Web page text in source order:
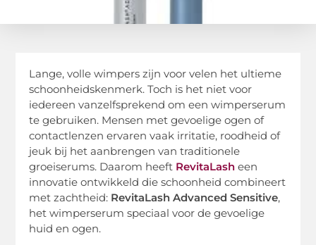
Lange, volle wimpers zijn voor velen het ultieme
schoonheidskenmerk. Toch is het niet voor
iedereen vanzelfsprekend om een wimperserum
te gebruiken. Mensen met gevoelige ogen of
contactlenzen ervaren vaak irritatie, roodheid of
jeuk bij het aanbrengen van traditionele
groeiserums. Daarom heeft RevitaLash een
innovatie ontwikkeld die schoonheid combineert
met zachtheid: RevitaLash Advanced Sensitive,
het wimperserum speciaal voor de gevoelige
huid en ogen.